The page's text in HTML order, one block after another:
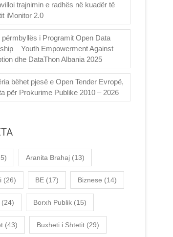
trajnimin e radhës në kuadër të
iMonitor 2.0
përmbyllës i Programit Open Data
– Youth Empowerment Against
dhe DataThon Albania 2025
bëhet pjesë e Open Tender Evropë,
për Prokurime Publike 2010 – 2026
Aranita Brahaj (13)
(26) BE (17) Biznese (14)
(24) Borxh Publik (15)
(43) Buxheti i Shtetit (29)